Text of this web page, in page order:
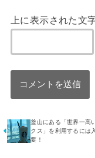
上に表示された文
釜山にある「世界一高
クス」を利用するには
要！